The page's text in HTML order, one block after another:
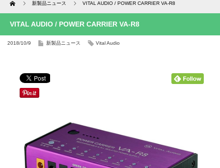
Home 新製品ニュース VITAL AUDIO / POWER CARRIER VA-R8
VITAL AUDIO / POWER CARRIER VA-R8
2018/10/9 新製品ニュース Vital Audio